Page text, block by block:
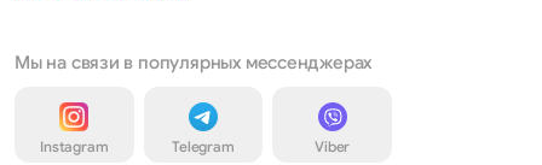
Мы на связи в популярных мессенджерах
Instagram Telegram Viber